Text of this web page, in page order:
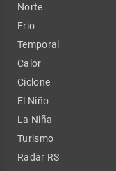
Norte
Frio
Temporal
Calor
Ciclone
El Niño
La Niña
Turismo
Radar RS